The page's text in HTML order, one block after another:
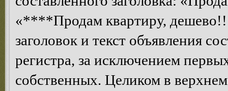
«****Продам квартиру,
заголовок и текст объявления
регистра, за исключением
собственных. Целиком в